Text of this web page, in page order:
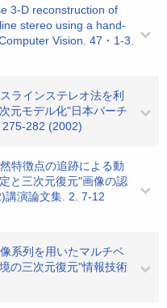
3-D reconstruction of
stereo using a hand-
Vision. 47・1-3.
ラインステレオ法を利
元モデル化"日本バーチ
275-282 (2002)
特徴点の追跡による動
と三次元復元"画像の認
講演論文集. 2. 7-12
系列を用いたマルチベ
の三次元復元"情報技術